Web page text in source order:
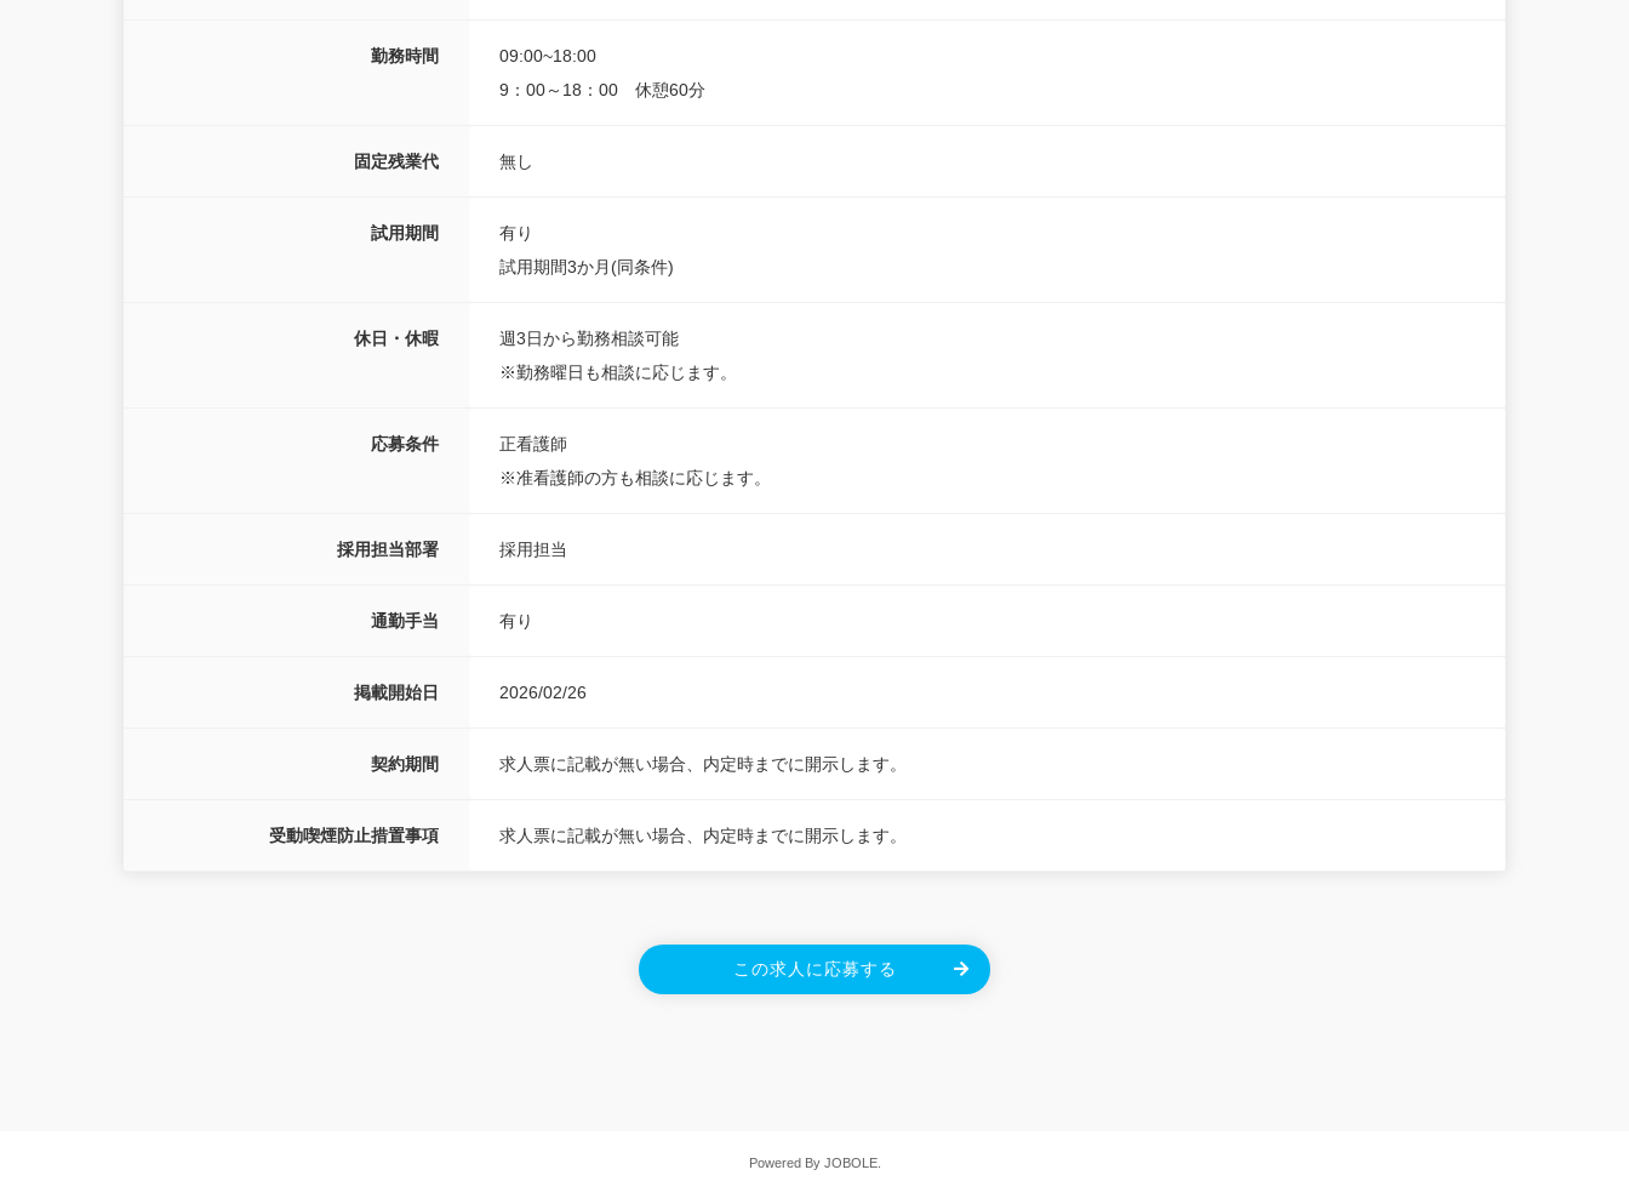
勤務時間
09:00~18:00
9：00～18：00 休憩60分
固定残業代 無し
試用期間
有り
試用期間3か月(同条件)
休日・休暇
週3日から勤務相談可能
※勤務曜日も相談に応じます。
応募条件
正看護師
※准看護師の方も相談に応じます。
採用担当部署 採用担当
通勤手当 有り
掲載開始日 2026/02/26
契約期間 求人票に記載が無い場合、内定時までに開示します。
受動喫煙防止措置事項 求人票に記載が無い場合、内定時までに開示します。
この求人に応募する
Powered By JOBOLE.